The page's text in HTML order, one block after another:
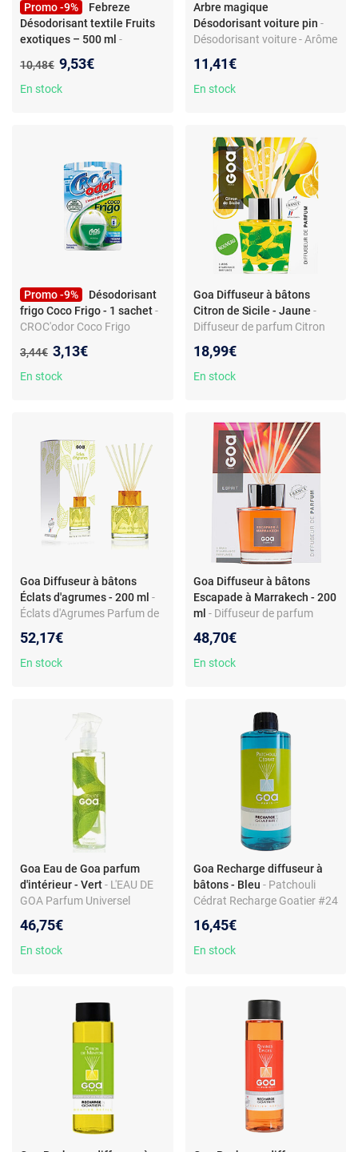
Promo -9%
Febreze
Désodorisant textile Fruits
exotiques – 500 ml -
Fruits Exotiques
Ancien prix :
10,48€ Nouveau prix :
9,53€
En stock
Arbre magique
Désodorisant voiture pin -
Désodorisant voiture - Arôme
11,41€
En stock
Promo -9%
Désodorisant
frigo Coco Frigo - 1 sachet-
CROC'odor Coco Frigo
parfum Gel aux algues
naturelles Neutralise les
Ancien prix :
3,44€ Nouveau prix :
3,13€
En stock
Goa Diffuseur à bâtons
Citron de Sicile - Jaune -
Diffuseur de parfum Citron
parfumée Nouveau
18,99€
En stock
Goa Diffuseur à bâtons
Éclats d'agrumes - 200 ml -
Éclats d'Agrumes Parfum de
52,17€
En stock
Goa Diffuseur à bâtons
Escapade à Marrakech - 200
ml - Diffuseur de parfum
Esprit 3 mois d'ambiance
parfumée Origine France
48,70€
En stock
Goa Eau de Goa parfum
d'intérieur - Vert- L'EAU DE
GOA Parfum Universel
46,75€
En stock
Goa Recharge diffuseur à
bâtons - Bleu - Patchouli
Cédrat Recharge Goatier #24
PARIS
16,45€
En stock